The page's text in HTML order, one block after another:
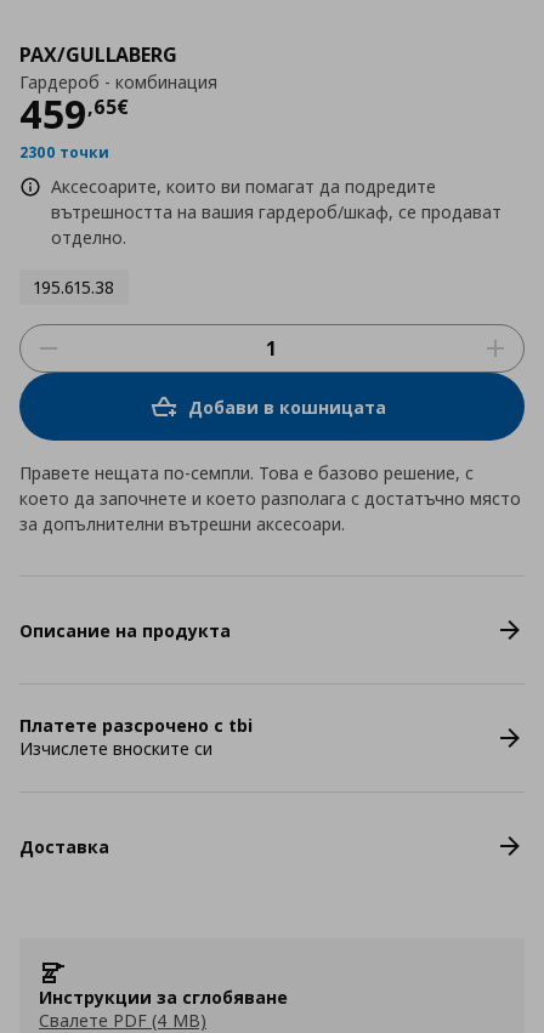
PAX/GULLABERG
Гардероб - комбинация
459,65€
Цена
2300 точки
Аксесоарите, които ви помагат да подредите
вътрешността на вашия гардероб/шкаф, се продават
отделно.
195.615.38
Добави в кошницата
Правете нещата по-семпли. Това е базово решение, с
което да започнете и което разполага с достатъчно място
за допълнителни вътрешни аксесоари.
Описание на продукта
Платете разсрочено с tbi
Изчислете вноските си
Доставка
Инструкции за сглобяване
Свалете PDF (4 MB)